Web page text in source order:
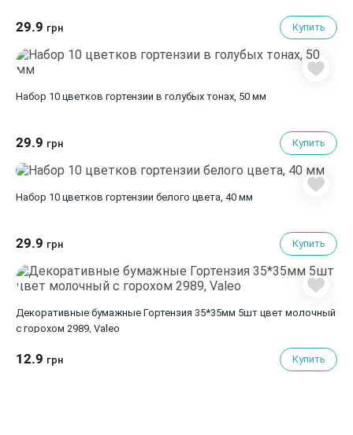
29.9 грн Купить
Набор 10 цветков гортензии в голубых тонах, 50 мм
29.9 грн Купить
Набор 10 цветков гортензии белого цвета, 40 мм
29.9 грн Купить
Декоративные бумажные Гортензия 35*35мм 5шт цвет молочный
с горохом 2989, Valeo
12.9 грн Купить